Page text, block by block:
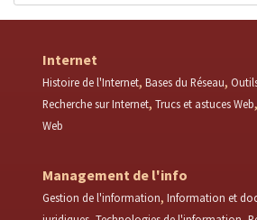
Internet
Histoire de l'Internet Bases du Réseau
Recherche sur Internet Trucs et astuces Web
Web
Management de l'info
Gestion de l'information Information et